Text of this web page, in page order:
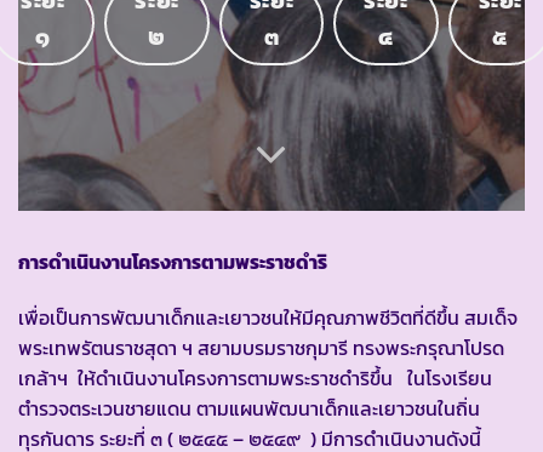
๑
๒
๓
๔
๕
การดำเนินงานโครงการตามพระราชดำริ
เพื่อเป็นการพัฒนาเด็กและเยาวชนให้มีคุณภาพชีวิตที่ดีขึ้น สมเด็จ
พระเทพรัตนราชสุดา ฯ สยามบรมราชกุมารี ทรงพระกรุณาโปรด
เกล้าฯ ให้ดำเนินงานโครงการตามพระราชดำริขึ้น ในโรงเรียน
ตำรวจตระเวนชายแดน ตามแผนพัฒนาเด็กและเยาวชนในถิ่น
ทุรกันดาร ระยะที่ ๓ ( ๒๕๔๕ – ๒๕๔๙ ) มีการดำเนินงานดังนี้